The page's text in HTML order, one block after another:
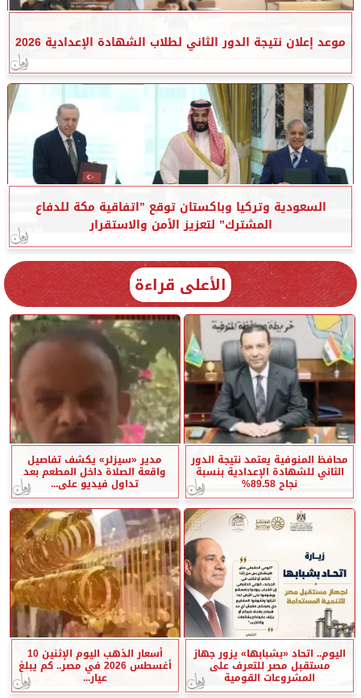
موعد إعلان نتيجة الدور الثاني لطلاب الشهادة الإعدادية 2026
السعودية وتركيا وباكستان توقع ”اتفاقية مكة للدفاع
المشترك” لتعزيز الأمن والاستقرار
الأعلى قراءة
محافظ المنوفية يعتمد نتيجة الدور
الثاني للشهادة الإعدادية بنسبة
نجاح 89.58%
مدير «سيزلر» يكشف تفاصيل
واقعة الصلاة داخل المطعم بعد
تداول فيديو على...
اليوم.. اتحاد «بشبابها» يزور جهاز
مستقبل مصر للتعرف على
المشروعات القومية
أسعار الذهب اليوم الإثنين 10
أغسطس 2026 في مصر.. كم يبلغ
عيار...